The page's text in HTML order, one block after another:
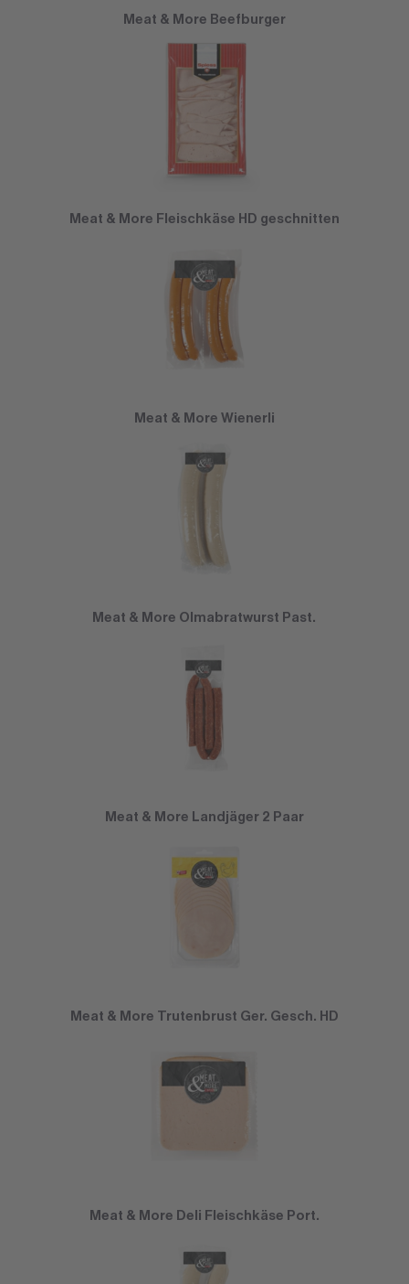
Meat & More Beefburger
Meat & More Fleischkäse HD geschnitten
Meat & More Wienerli
Meat & More Olmabratwurst Past.
Meat & More Landjäger 2 Paar
Meat & More Trutenbrust Ger. Gesch. HD
Meat & More Deli Fleischkäse Port.